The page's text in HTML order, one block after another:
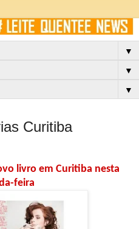
▼
▼
▼
Curitiba
livro em Curitiba nesta
feira